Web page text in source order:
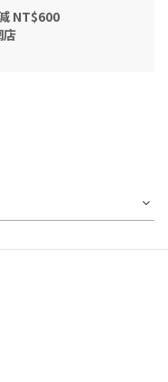
NT$600
店